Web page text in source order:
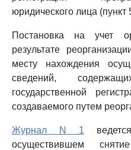
юридического лица (пункт
Постановка на учет
результате
месту нахождения
сведений,
государственной
создаваемого путем
Журнал N 1
осуществившем